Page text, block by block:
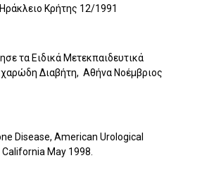
Κρήτης 12/1991
τα Ειδικά Μετεκπαιδευτικά
Διαβήτη, Αθήνα Νοέμβριος
Disease, American Urological
May 1998.